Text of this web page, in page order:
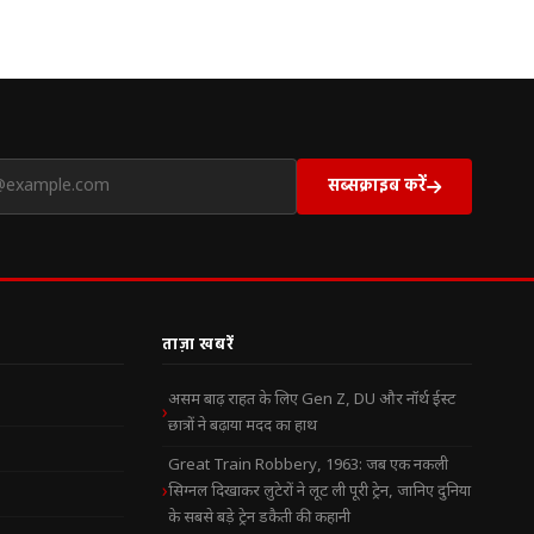
सब्सक्राइब करें
ताज़ा खबरें
असम बाढ़ राहत के लिए Gen Z, DU और नॉर्थ ईस्ट
छात्रों ने बढ़ाया मदद का हाथ
Great Train Robbery, 1963: जब एक नकली
सिग्नल दिखाकर लुटेरों ने लूट ली पूरी ट्रेन, जानिए दुनिया
के सबसे बड़े ट्रेन डकैती की कहानी